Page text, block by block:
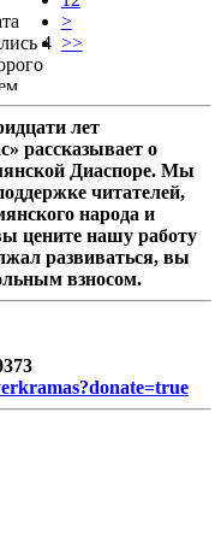
4
>
>>
лет
рассказывает о
Диаспоре. Мы
читателей,
народа и
цените нашу работу
развиваться, вы
взносом.